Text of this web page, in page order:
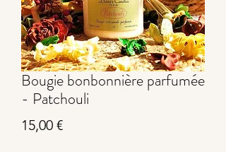
Bougie bonbonnière parfumée
- Patchouli
15,00 €Prix